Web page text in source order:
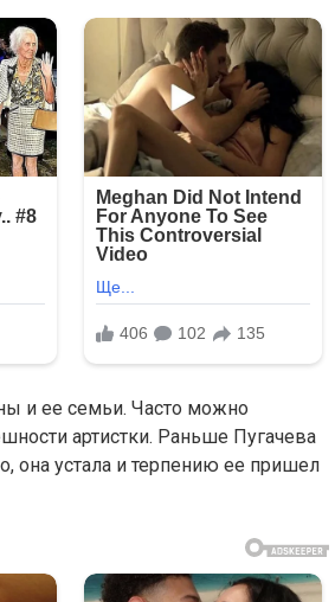
и ее семьи. Часто можно
артистки. Раньше Пугачева
она устала и терпению ее пришел